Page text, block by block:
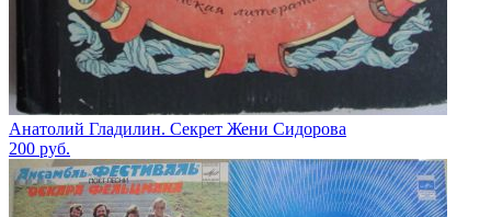
Анатолий Гладилин. Секрет Жени Сидорова
200 руб.